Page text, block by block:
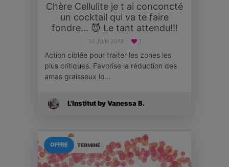
Chère Cellulite je t ai conconcté
un cocktail qui va te faire
fondre... 😈 Le tant attendu!!!
14 JUIN 2018 1
Action ciblée pour traiter les zones les
plus critiques. Favorise la réduction des
amas graisseux lo…
L'Institut by Vanessa B.
TERMINÉ
OFFRE